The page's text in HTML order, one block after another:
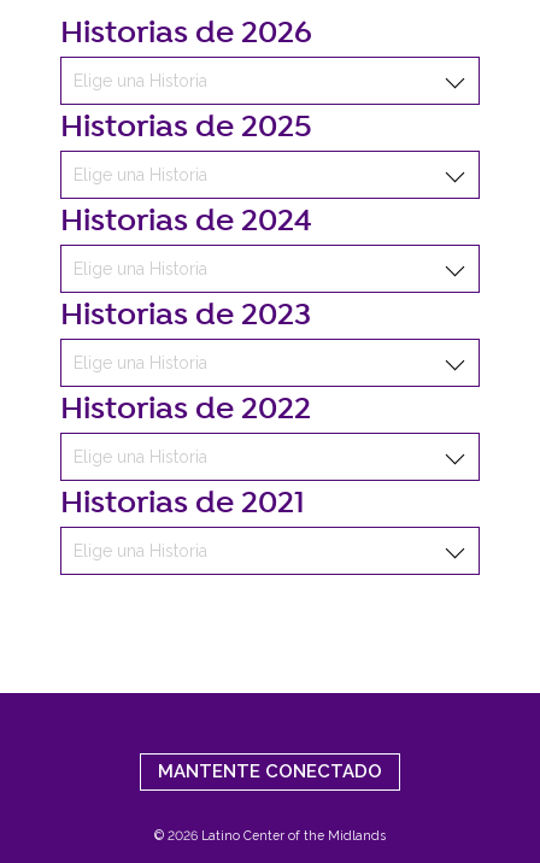
Historias de 2026
Historias de 2025
Historias de 2024
Historias de 2023
Historias de 2022
Historias de 2021
MANTENTE CONECTADO
© 2026 Latino Center of the Midlands